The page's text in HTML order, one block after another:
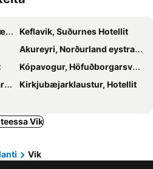
Keflavik, Suðurnes Hotellit
Akureyri, Norðurland eystra Hotellit
Kópavogur, Höfuðborgarsvæði Hotellit
Kirkjubæjarklaustur, Hotellit
Vik
Vik